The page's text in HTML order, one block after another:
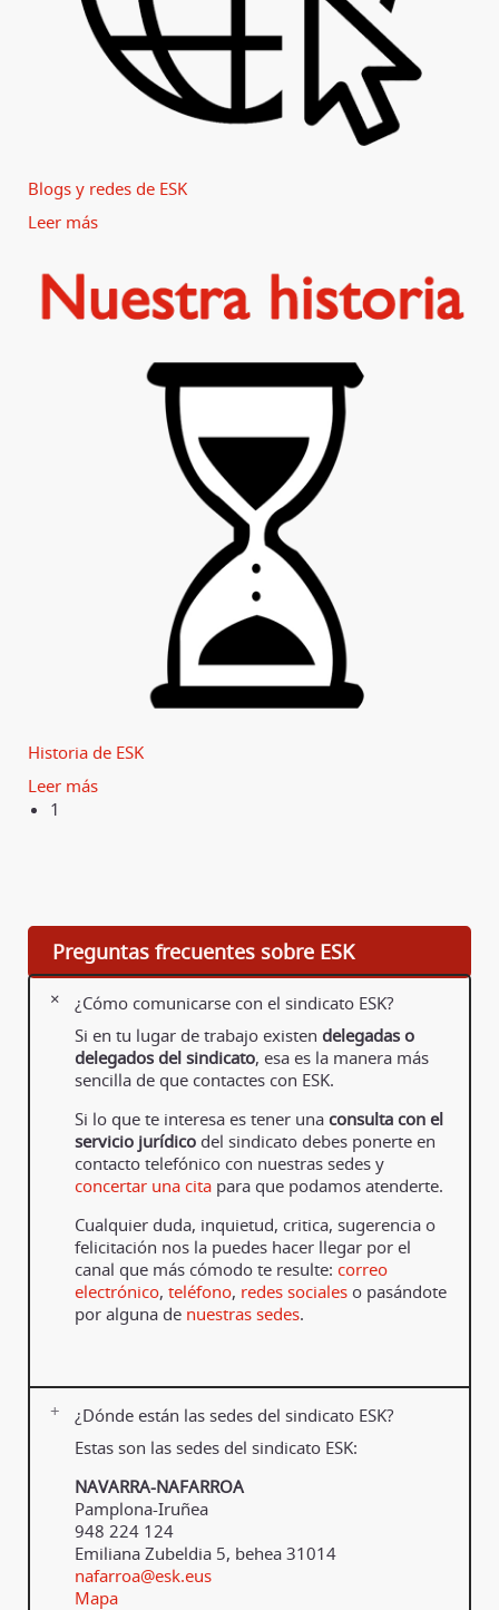
Blogs y redes de ESK
Leer más
Historia de ESK
Leer más
1
Preguntas frecuentes sobre ESK
¿Cómo comunicarse con el sindicato ESK?
Si en tu lugar de trabajo existen delegadas o
delegados del sindicato, esa es la manera más
sencilla de que contactes con ESK.
Si lo que te interesa es tener una consulta con el
servicio jurídico del sindicato debes ponerte en
contacto telefónico con nuestras sedes y
concertar una cita para que podamos atenderte.
Cualquier duda, inquietud, critica, sugerencia o
felicitación nos la puedes hacer llegar por el
canal que más cómodo te resulte: correo
electrónico, teléfono, redes sociales o pasándote
por alguna de nuestras sedes.
¿Dónde están las sedes del sindicato ESK?
Estas son las sedes del sindicato ESK:
NAVARRA-NAFARROA
Pamplona-Iruñea
948 224 124
Emiliana Zubeldia 5, behea 31014
nafarroa@esk.eus
Mapa